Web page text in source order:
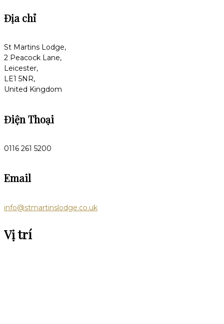
Địa chỉ
St Martins Lodge,
2 Peacock Lane,
Leicester,
LE1 5NR,
United Kingdom
Điện Thoại
0116 261 5200
Email
info@stmartinslodge.co.uk
Vị trí